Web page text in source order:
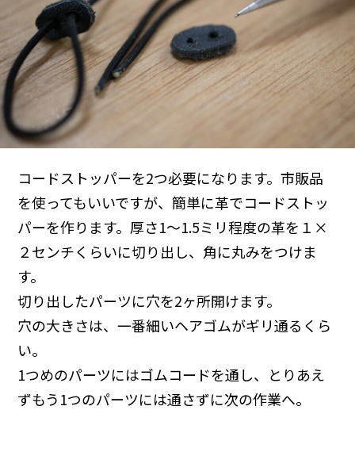
コードストッパーを2つ必要になります。市販品
を使ってもいいですが、簡単に革でコードストッ
パーを作ります。厚さ1〜1.5ミリ程度の革を１×
２センチくらいに切り出し、角に丸みをつけま
す。
切り出したパーツに穴を2ヶ所開けます。
穴の大きさは、一番細いヘアゴムがギリ通るくら
い。
1つめのパーツにはゴムコードを通し、とりあえ
ずもう1つのパーツには通さずに次の作業へ。